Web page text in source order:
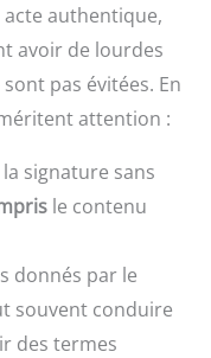
acte authentique,
avoir de lourdes
pas évitées. En
attention :
signature sans
le contenu
donnés par le
souvent conduire
des termes